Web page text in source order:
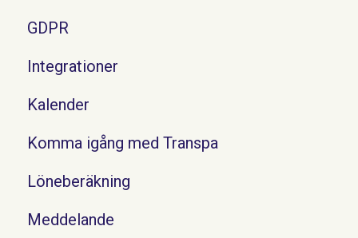
GDPR
Integrationer
Kalender
Komma igång med Transpa
Löneberäkning
Meddelande